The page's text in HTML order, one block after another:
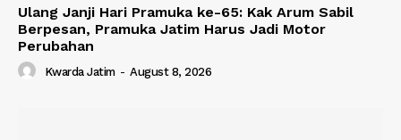
Ulang Janji Hari Pramuka ke-65: Kak Arum Sabil
Berpesan, Pramuka Jatim Harus Jadi Motor
Perubahan
Kwarda Jatim - August 8, 2026